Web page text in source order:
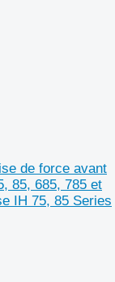
de force avant
85, 685, 785 et
IH 75, 85 Series